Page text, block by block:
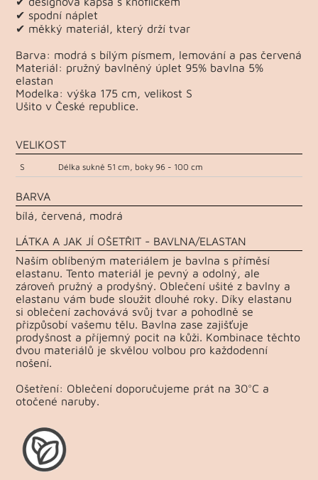
✔ spodní náplet
✔ měkký materiál, který drží tvar
Barva: modrá s bílým písmem, lemování a pas červená
Materiál: pružný bavlněný úplet 95% bavlna 5%
elastan
Modelka: výška 175 cm, velikost S
Ušito v České republice.
VELIKOST
S Délka sukně 51 cm, boky 96 - 100 cm
BARVA
bílá, červená, modrá
LÁTKA A JAK JÍ OŠETŘIT - BAVLNA/ELASTAN
Naším oblíbeným materiálem je bavlna s příměsí
elastanu. Tento materiál je pevný a odolný, ale
zároveň pružný a prodyšný. Oblečení ušité z bavlny a
elastanu vám bude sloužit dlouhé roky. Díky elastanu
si oblečení zachovává svůj tvar a pohodlně se
přizpůsobí vašemu tělu. Bavlna zase zajišťuje
prodyšnost a příjemný pocit na kůži. Kombinace těchto
dvou materiálů je skvělou volbou pro každodenní
nošení.
Ošetření: Oblečení doporučujeme prát na 30°C a
otočené naruby.